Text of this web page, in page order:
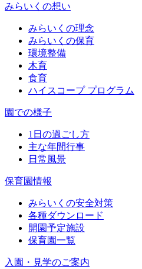
みらいくの想い
みらいくの理念
みらいくの保育
環境整備
木育
食育
ハイスコープ プログラム
園での様子
1日の過ごし方
主な年間行事
日常風景
保育園情報
みらいくの安全対策
各種ダウンロード
開園予定施設
保育園一覧
入園・見学のご案内